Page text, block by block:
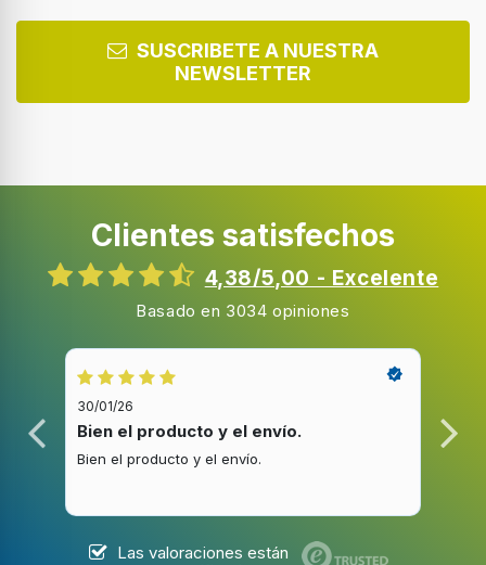
Ajustes de altura
1100 - 1350 mm
Tipo de control
Número de aspas del ventilador
Temporizador
Duración de contador (máximo)
Eficiencia energética
SUSCRIBETE A NUESTRA
NEWSLETTER
Clientes satisfechos
4,38/5,00 - Excelente
Basado en 3034 opiniones
30/01/26
Bien el producto y el envío.
Bien el producto y el envío.
Las valoraciones están